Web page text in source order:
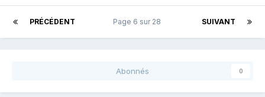
PRÉCÉDENT SUIVANT
Page 6 sur 28
Abonnés 0